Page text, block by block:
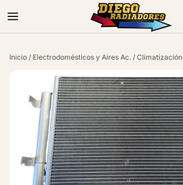
Inicio / Electrodomésticos y Aires Ac. / Climatización